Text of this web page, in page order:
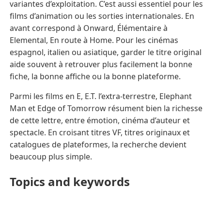
variantes d’exploitation. C’est aussi essentiel pour les
films d’animation ou les sorties internationales. En
avant correspond à Onward, Élémentaire à
Elemental, En route à Home. Pour les cinémas
espagnol, italien ou asiatique, garder le titre original
aide souvent à retrouver plus facilement la bonne
fiche, la bonne affiche ou la bonne plateforme.
Parmi les films en E, E.T. l’extra-terrestre, Elephant
Man et Edge of Tomorrow résument bien la richesse
de cette lettre, entre émotion, cinéma d’auteur et
spectacle. En croisant titres VF, titres originaux et
catalogues de plateformes, la recherche devient
beaucoup plus simple.
Topics and keywords